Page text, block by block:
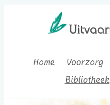
Home Voorzorg
Bibliotheek